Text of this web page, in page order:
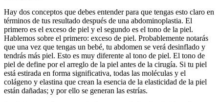
Hay dos conceptos que debes entender para que tengas esto claro en
términos de tus resultado después de una abdominoplastia. El
primero es el exceso de piel y el segundo es el tono de la piel.
Hablemos sobre el primero: exceso de piel. Probablemente notarás
que una vez que tengas un bebé, tu abdomen se verá desinflado y
tendrás más piel. Esto es muy diferente al tono de piel. El tono de
piel de define por el arreglo de la piel antes de la cirugía. Si tu piel
está estirada en forma significativa, todas las moléculas y el
colágeno y elastina que crean la esencia de la elasticidad de la piel
están dañadas; y por ello se generan las estrías.